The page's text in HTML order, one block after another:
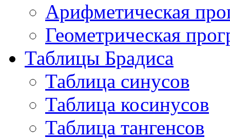
Арифметическая
Геометрическая
Таблицы Брадиса
Таблица синусов
Таблица косинусов
Таблица тангенсов